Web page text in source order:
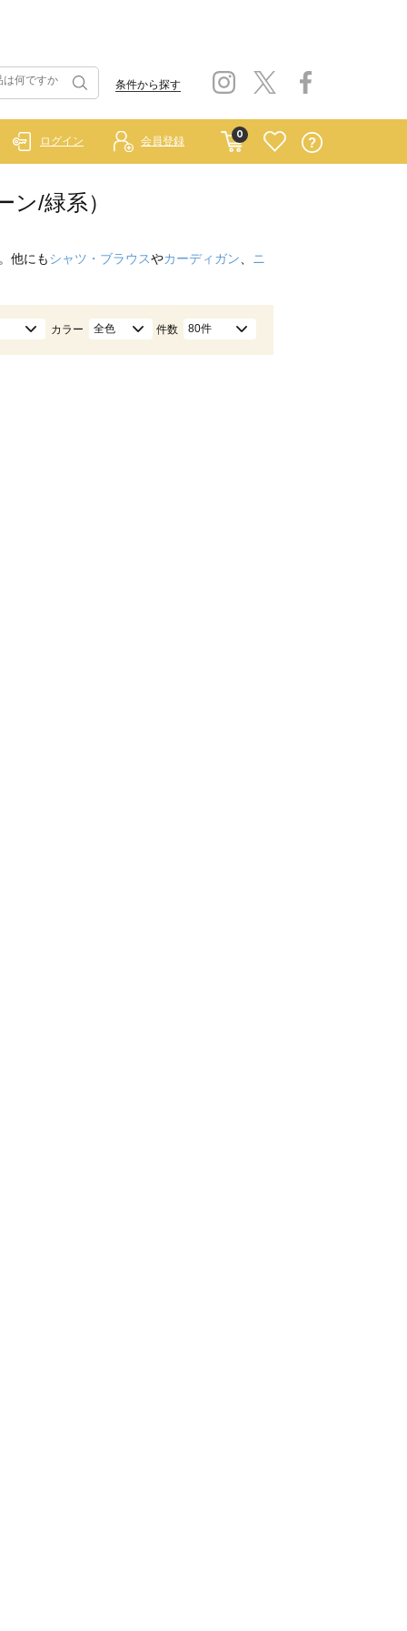
条件から探す
0
ログイン 会員登録
/緑系）
他にもシャツ・ブラウスやカーディガン
ニ
カラー 全色 件数 80件